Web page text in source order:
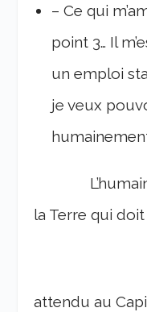
– Ce qui
point 3… Il
un emploi
je veux
L’humain
la Terre qui
( Et oui,
attendu au